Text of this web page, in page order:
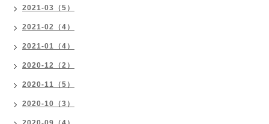
2021-03（5）
2021-02（4）
2021-01（4）
2020-12（2）
2020-11（5）
2020-10（3）